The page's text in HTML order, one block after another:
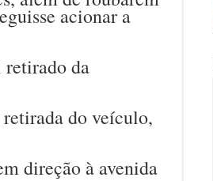
acionar a
retirado da
do veículo,
direção à avenida